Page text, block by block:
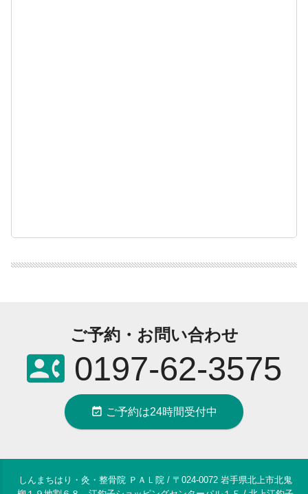
ご予約・お問い合わせ
contact_phone0197-62-3575
event_available ご予約は24時間受付中
しんまちはり・灸・整骨院 ＰＡＬ院 / 〒024-0072 岩手県北上市北鬼